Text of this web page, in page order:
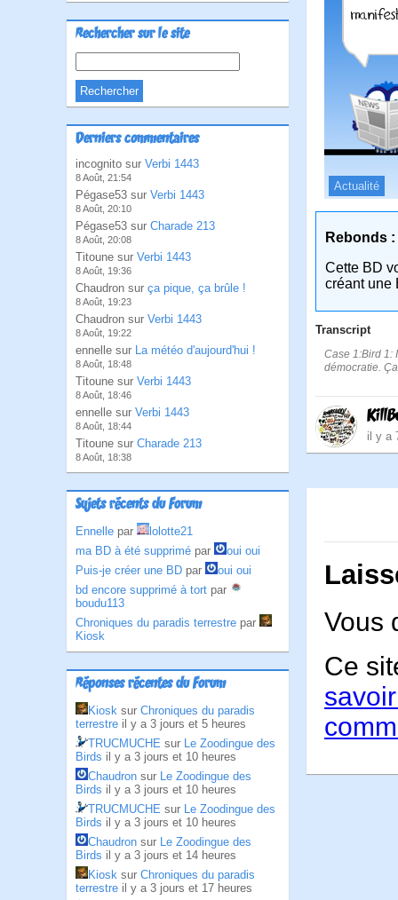
Rechercher sur le site
Derniers commentaires
incognito sur Verbi 1443
8 Août, 21:54
Pégase53 sur Verbi 1443
8 Août, 20:10
Pégase53 sur Charade 213
8 Août, 20:08
Titoune sur Verbi 1443
8 Août, 19:36
Chaudron sur ça pique, ça brûle !
8 Août, 19:23
Chaudron sur Verbi 1443
8 Août, 19:22
ennelle sur La météo d'aujourd'hui !
8 Août, 18:48
Titoune sur Verbi 1443
8 Août, 18:46
ennelle sur Verbi 1443
8 Août, 18:44
Titoune sur Charade 213
8 Août, 18:38
Sujets récents du Forum
Ennelle par
lolotte21
ma BD à été supprimé par
oui oui
Puis-je créer une BD par
oui oui
bd encore supprimé à tort par
boudu113
Chroniques du paradis terrestre par
Kiosk
Réponses récentes du Forum
Kiosk sur Chroniques du paradis
terrestre il y a 3 jours et 5 heures
TRUCMUCHE sur Le Zoodingue des
Birds il y a 3 jours et 10 heures
Chaudron sur Le Zoodingue des
Birds il y a 3 jours et 10 heures
TRUCMUCHE sur Le Zoodingue des
Birds il y a 3 jours et 10 heures
Chaudron sur Le Zoodingue des
Birds il y a 3 jours et 14 heures
Kiosk sur Chroniques du paradis
terrestre il y a 3 jours et 17 heures
Actualité
Rebonds :
Cette BD
créant une
Transcript
Case 1:Bird 1:
démocratie.
il y a
Vous
Ce